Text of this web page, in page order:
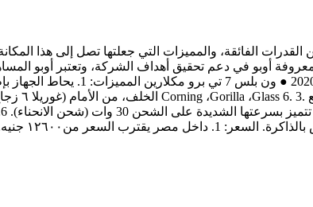
الفائقة، والمميزات التي جعلتها تصل إلى هذا
أوبو في دعم تحقيق أهداف الشركة، وتعتبر أوبو
أهم الموديلات والإصدارات الخاصة بـ